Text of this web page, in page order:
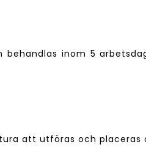
inom 5
att utföras och placeras